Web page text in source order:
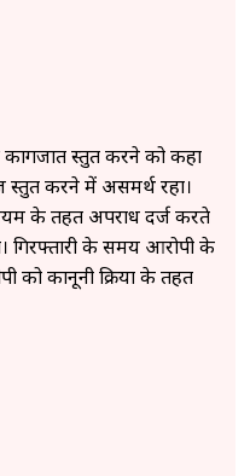
प्रस्तुत करने को कहा
करने में असमर्थ रहा।
के तहत अपराध दर्ज करते
गिरफ्तारी के समय आरोपी के
कानूनी प्रक्रिया के तहत